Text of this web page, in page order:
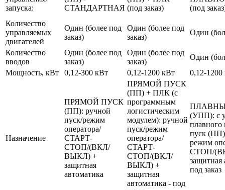
запуска:
СТАНДАРТНАЯ (под заказ)
(под
Количество
управляемых
двигателей
Один (более под
заказ)
Один (более под
заказ)
Один
Количество
вводов
Один (более под
заказ)
Один (более под
заказ)
Один
Мощность, кВт
0,12-300 кВт 0,12-1200 кВт 0,12-1200
Назначение
ПРЯМОЙ ПУСК
(ПП): ручной
пуск/режим
оператора/
СТАРТ-
СТОП/(ВКЛ/
ВЫКЛ) +
защитная
автоматика
ПРЯМОЙ ПУСК
(ПП) + ПЛК (с
программным
логистическим
модулем): ручной
пуск/режим
оператора/
СТАРТ-
СТОП/(ВКЛ/
ВЫКЛ) +
защитная
автоматика - под
(УПП): с
плавного
пуск
режим
СТОП/
защитная
под заказ